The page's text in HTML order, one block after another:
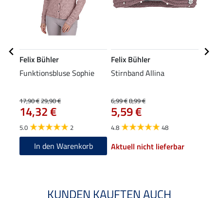
Felix Bühler
Funktionsbluse Sophie
17,90 €29,90 €
14,32 €
5.0 2
In den Warenkorb
Felix Bühler
Stirnband Allina
6,99 €8,99 €
5,59 €
4.8 48
Aktuell nicht lieferbar
KUNDEN KAUFTEN AUCH